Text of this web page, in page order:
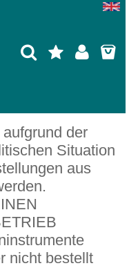
der
Situation
aus
nicht bestellt